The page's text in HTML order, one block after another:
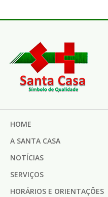
HOME
A SANTA CASA
NOTÍCIAS
SERVIÇOS
HORÁRIOS E ORIENTAÇÕES